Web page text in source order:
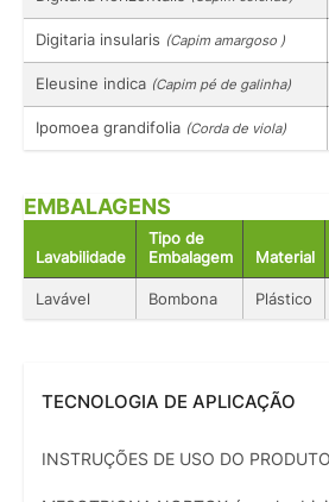
Digitaria insularis (Capim amargoso )
Eleusine indica (Capim pé de galinha)
Ipomoea grandifolia (Corda de viola)
EMBALAGENS
Lavabilidade
Tipo de
Embalagem
Material
Lavável Bombona Plástico
TECNOLOGIA DE APLICAÇÃO
INSTRUÇÕES DE USO DO PRODUTO